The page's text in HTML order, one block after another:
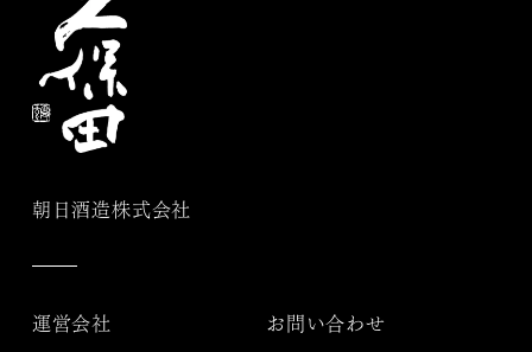
朝日酒造株式会社
運営会社 お問い合わせ